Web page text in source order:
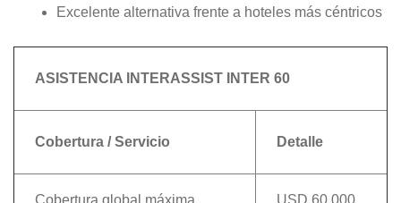
Excelente alternativa frente a hoteles más céntricos
ASISTENCIA INTERASSIST INTER 60
Cobertura / Servicio Detalle